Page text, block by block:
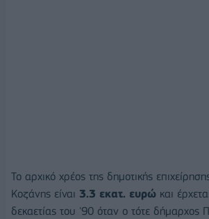
Το αρχικό χρέος της δημοτικής
Κοζάνης είναι 3.3 εκατ. ευρώ και
δεκαετίας του '90 όταν ο τότε δήμαρχος